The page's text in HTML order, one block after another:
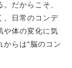
だからこそ、
、日常のコンデ
や体の変化に気
らは“脳のコン